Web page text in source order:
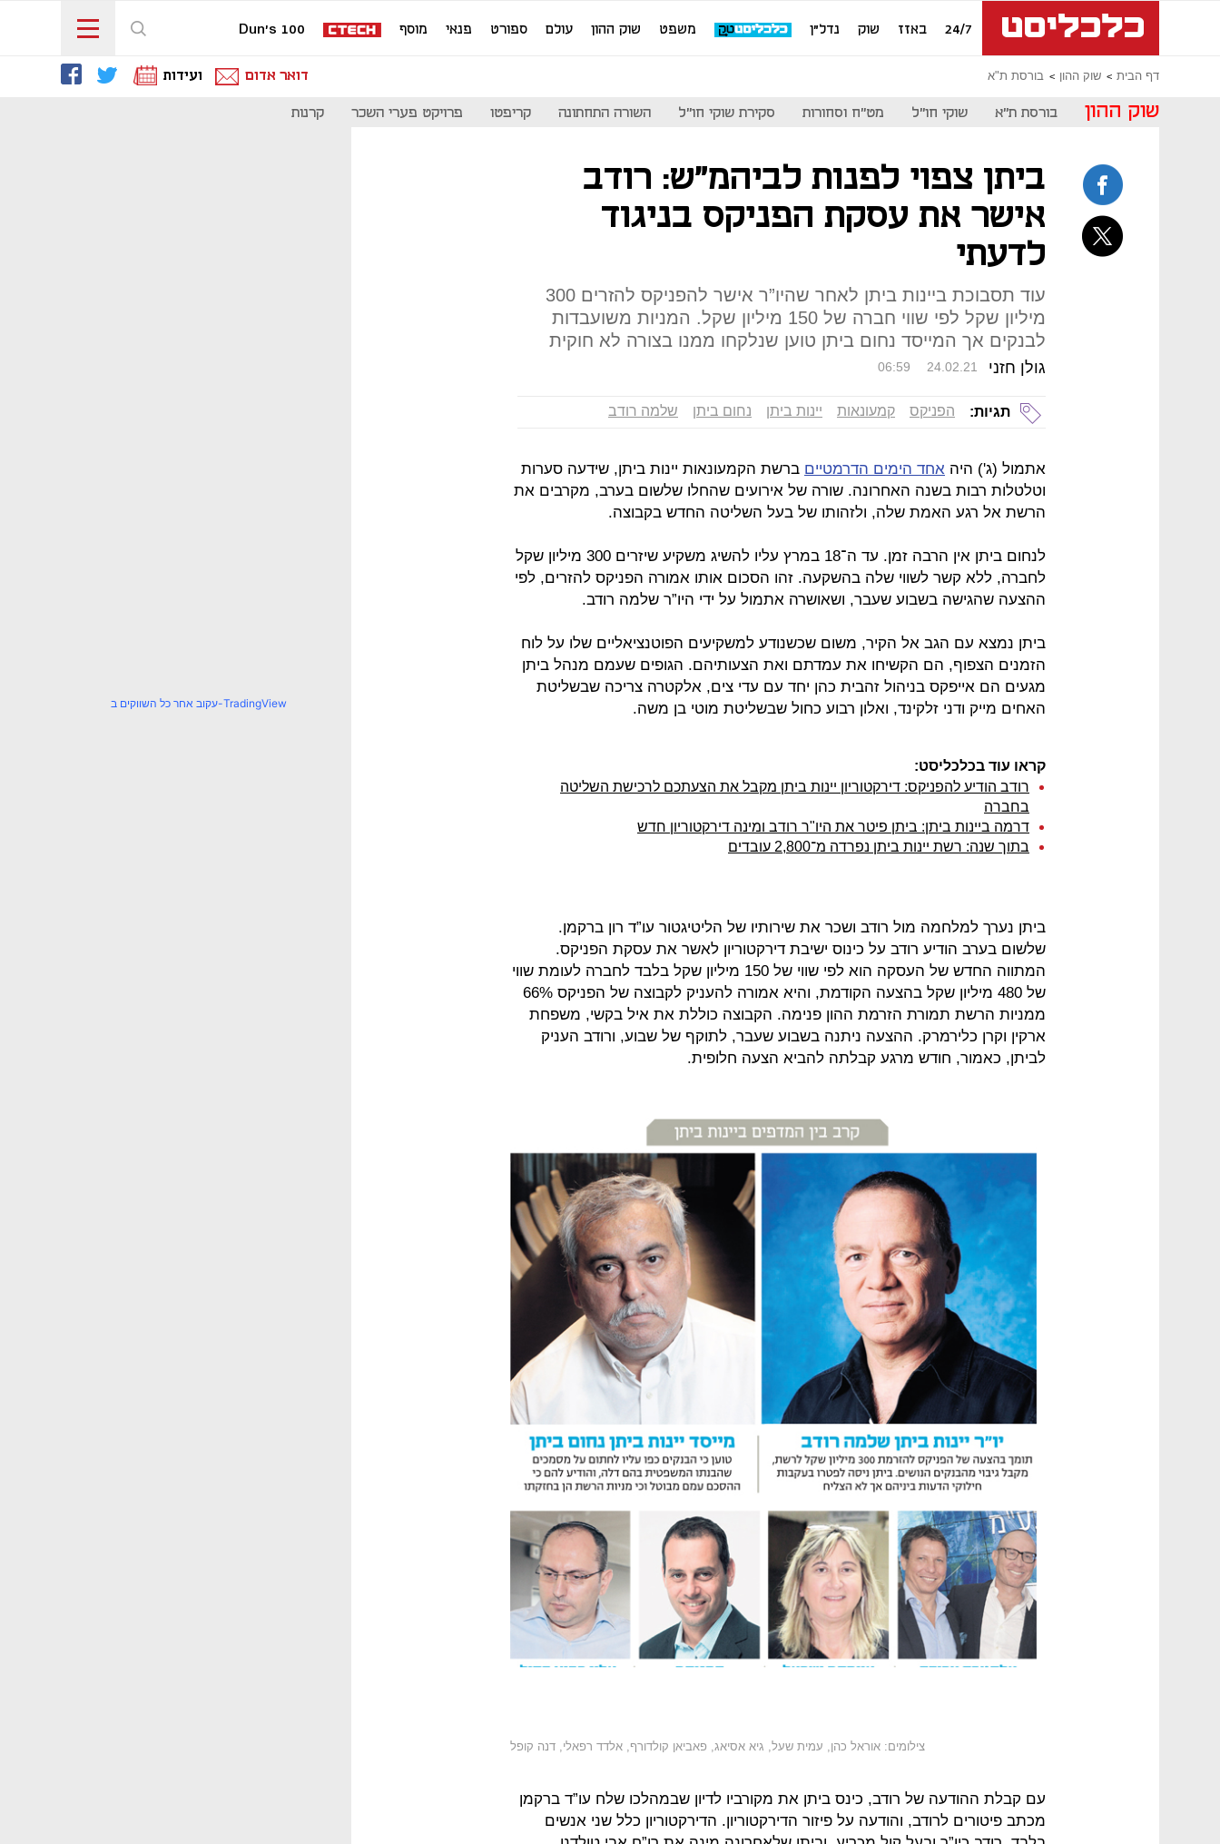
24/7 באזז שוק נדל"ן משפט שוק ההון עולם ספורט פנאי מוסף Dun's 100
דף הבית שוק ההון בורסת ת"א דואר אדום ועידות
שוק ההון בורסת ת"א שוקי חו"ל מט"ח וסחורות סקירת שוקי חו"ל השורה התחתונה קריפטו פרויקט פערי השכר קרנות
ביתן צפוי לפנות לביהמ"ש: רודב
אישר את עסקת הפניקס בניגוד
לדעתי
עוד תסבוכת ביינות ביתן לאחר שהיו”ר אישר להפניקס להזרים 300
מיליון שקל לפי שווי חברה של 150 מיליון שקל. המניות משועבדות
לבנקים אך המייסד נחום ביתן טוען שנלקחו ממנו בצורה לא חוקית
גולן חזני 06:59 24.02.21
תגיות: הפניקס קמעונאות יינות ביתן נחום ביתן שלמה רודב
אתמול (ג') היה אחד הימים הדרמטיים ברשת הקמעונאות יינות ביתן, שידעה סערות
וטלטלות רבות בשנה האחרונה. שורה של אירועים שהחלו שלשום בערב, מקרבים את
הרשת אל רגע האמת שלה, ולזהותו של בעל השליטה החדש בקבוצה.
לנחום ביתן אין הרבה זמן. עד ה־18 במרץ עליו להשיג משקיע שיזרים 300 מיליון שקל
לחברה, ללא קשר לשווי שלה בהשקעה. זהו הסכום אותו אמורה הפניקס להזרים, לפי
ההצעה שהגישה בשבוע שעבר, ושאושרה אתמול על ידי היו”ר שלמה רודב.
ביתן נמצא עם הגב אל הקיר, משום שכשנודע למשקיעים הפוטנציאליים שלו על לוח
הזמנים הצפוף, הם הקשיחו את עמדתם ואת הצעותיהם. הגופים שעמם מנהל ביתן
מגעים הם אייפקס בניהול זהבית כהן יחד עם עדי צים, אלקטרה צריכה שבשליטת
האחים מייק ודני זלקינד, ואלון רבוע כחול שבשליטת מוטי בן משה.
קראו עוד בכלכליסט:
רודב הודיע להפניקס: דירקטוריון יינות ביתן מקבל את הצעתכם לרכישת השליטה
בחברה
דרמה ביינות ביתן: ביתן פיטר את היו"ר רודב ומינה דירקטוריון חדש
בתוך שנה: רשת יינות ביתן נפרדה מ־2,800 עובדים
ביתן נערך למלחמה מול רודב ושכר את שירותיו של הליטיגטור עו”ד רון ברקמן.
שלשום בערב הודיע רודב על כינוס ישיבת דירקטוריון לאשר את עסקת הפניקס.
המתווה החדש של העסקה הוא לפי שווי של 150 מיליון שקל בלבד לחברה לעומת שווי
של 480 מיליון שקל בהצעה הקודמת, והיא אמורה להעניק לקבוצה של הפניקס 66%
ממניות הרשת תמורת הזרמת ההון פנימה. הקבוצה כוללת את איל בקשי, משפחת
ארקין וקרן כלירמרק. ההצעה ניתנה בשבוע שעבר, לתוקף של שבוע, ורודב העניק
לביתן, כאמור, חודש מרגע קבלתה להביא הצעה חלופית.
צילומים: אוראל כהן, עמית שעל, גיא אסיאג, פאביאן קולדורף, אלדד רפאלי, דנה קופל
עם קבלת ההודעה של רודב, כינס ביתן את מקורביו לדיון שבמהלכו שלח עו”ד ברקמן
מכתב פיטורים לרודב, והודעה על פיזור הדירקטוריון. הדירקטוריון כלל שני אנשים
עקוב אחר כל השווקים ב-TradingView